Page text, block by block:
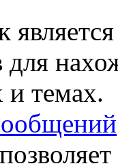
для
и темах.